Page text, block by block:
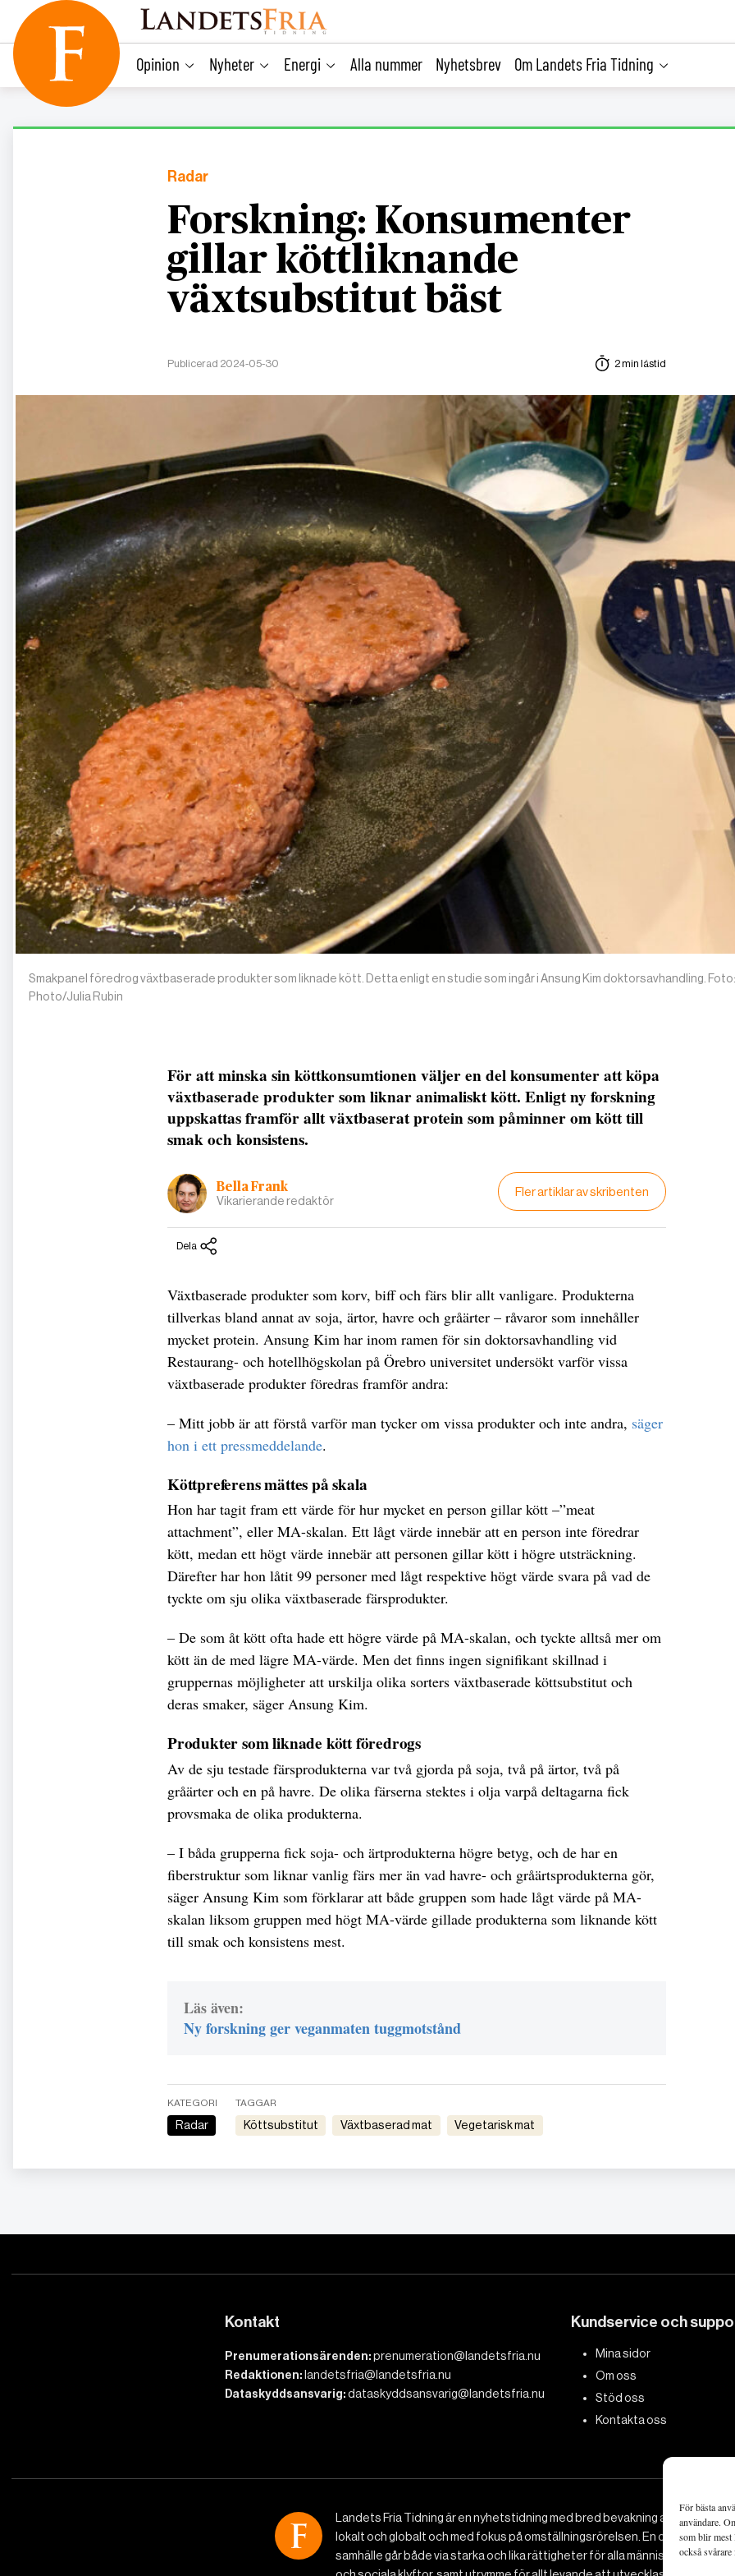
För bästa
användare.
som blir mest
också
content
Opinion Nyheter Energi Alla nummer Nyhetsbrev Om Landets Fria Tidning
Radar
Forskning: Konsumenter
gillar köttliknande
växtsubstitut bäst
Publicerad 2024-05-30 2 min lästid
Smakpanel föredrog växtbaserade produkter som liknade kött. Detta enligt en studie som ingår i Ansung Kim doktorsavhandling.
Photo/Julia Rubin
För att minska sin köttkonsumtionen väljer en del konsumenter att köpa
växtbaserade produkter som liknar animaliskt kött. Enligt ny forskning
uppskattas framför allt växtbaserat protein som påminner om kött till
smak och konsistens.
Bella Frank
Vikarierande redaktör
Fler artiklar av skribenten
Dela
Växtbaserade produkter som korv, biff och färs blir allt vanligare. Produkterna
tillverkas bland annat av soja, ärtor, havre och gråärter – råvaror som innehåller
mycket protein. Ansung Kim har inom ramen för sin doktorsavhandling vid
Restaurang- och hotellhögskolan på Örebro universitet undersökt varför vissa
växtbaserade produkter föredras framför andra:
– Mitt jobb är att förstå varför man tycker om vissa produkter och inte andra, säger
hon i ett pressmeddelande.
Köttpreferens mättes på skala
Hon har tagit fram ett värde för hur mycket en person gillar kött –”meat
attachment”, eller MA-skalan. Ett lågt värde innebär att en person inte föredrar
kött, medan ett högt värde innebär att personen gillar kött i högre utsträckning.
Därefter har hon låtit 99 personer med lågt respektive högt värde svara på vad de
tyckte om sju olika växtbaserade färsprodukter.
– De som åt kött ofta hade ett högre värde på MA-skalan, och tyckte alltså mer om
kött än de med lägre MA-värde. Men det finns ingen signifikant skillnad i
gruppernas möjligheter att urskilja olika sorters växtbaserade köttsubstitut och
deras smaker, säger Ansung Kim.
Produkter som liknade kött föredrogs
Av de sju testade färsprodukterna var två gjorda på soja, två på ärtor, två på
gråärter och en på havre. De olika färserna stektes i olja varpå deltagarna fick
provsmaka de olika produkterna.
– I båda grupperna fick soja- och ärtprodukterna högre betyg, och de har en
fiberstruktur som liknar vanlig färs mer än vad havre- och gråärtsprodukterna gör,
säger Ansung Kim som förklarar att både gruppen som hade lågt värde på MA-
skalan liksom gruppen med högt MA-värde gillade produkterna som liknande kött
till smak och konsistens mest.
Läs även:
Ny forskning ger veganmaten tuggmotstånd
KATEGORI
Radar
TAGGAR
Köttsubstitut växtbaserad mat Vegetarisk mat
Kontakt
Prenumerationsärenden:prenumeration@landetsfria.nu
Redaktionen: landetsfria@landetsfria.nu
Dataskyddsansvarig:dataskyddsansvarig@landetsfria.nu
Kundservice och
Mina sidor
Om oss
Stöd oss
Kontakta oss
Landets Fria Tidning är en nyhetstidning med bred bevakning av det
lokalt och globalt och med fokus på omställningsrörelsen. En omställning
samhälle går både via starka och lika rättigheter för alla människor,